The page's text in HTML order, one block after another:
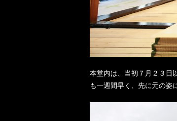
本堂内は、当初７月２３日
も一週間早く、先に元の姿